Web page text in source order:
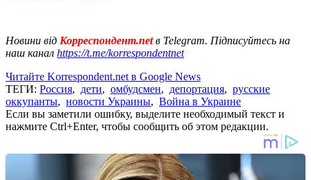
Новини від Корреспондент.netв Telegram. Підписуйтесь на
наш канал https://t.me/korrespondentnet
Читайте Korrespondent.net в Google News
ТЕГИ: Россия, дети, омбудсмен, депортация, русские
оккупанты, новости Украины, Война в Украине
Если вы заметили ошибку, выделите необходимый текст и
нажмите Ctrl+Enter, чтобы сообщить об этом редакции.